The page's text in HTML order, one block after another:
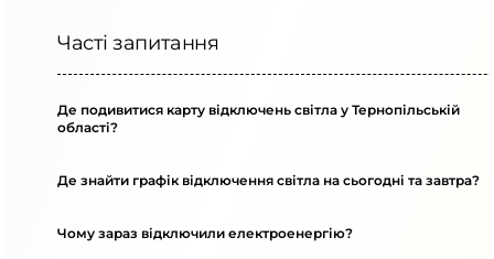
Часті запитання
Де подивитися карту відключень світла у Тернопільській
області?
Де знайти графік відключення світла на сьогодні та завтра?
Чому зараз відключили електроенергію?